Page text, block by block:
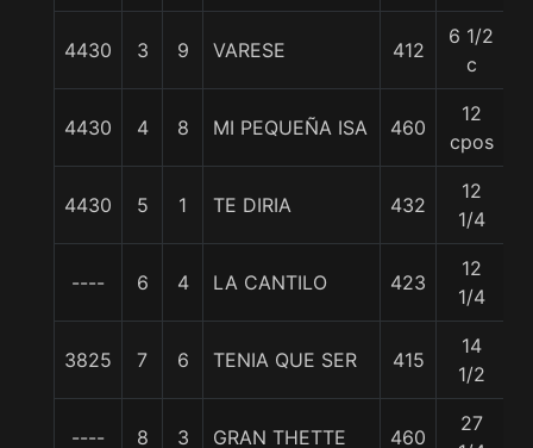
4430 3 9 VARESE 412
6 1/2
c
4430 4 8 MI PEQUEÑA ISA 460
12
cpos
4430 5 1 TE DIRIA 432
12
1/4
---- 6 4 LA CANTILO 423
12
1/4
3825 7 6 TENIA QUE SER 415
14
1/2
---- 8 3 GRAN THETTE 460
27